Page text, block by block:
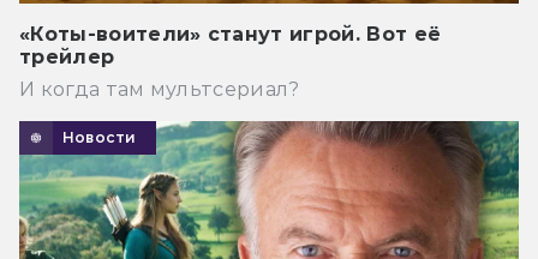
«Коты-воители» станут игрой. Вот её
трейлер
И когда там мультсериал?
Новости